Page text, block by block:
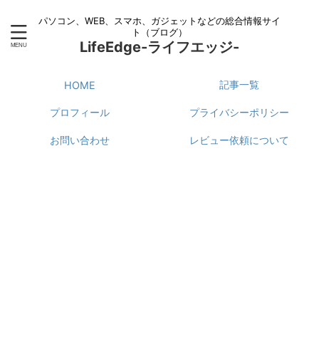
パソコン、WEB、スマホ、ガジェットなどの総合情報サイ
ト（ブログ）
LifeEdge-ライフエッジ-
HOME 記事一覧
プロフィール プライバシーポリシー
お問い合わせ レビュー依頼について